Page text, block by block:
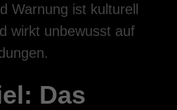
Warnung ist kulturell
wirkt unbewusst auf
Das